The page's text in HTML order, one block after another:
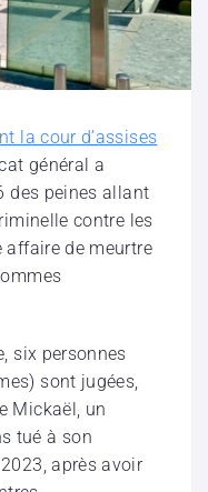
la cour d’assises
général a
des peines allant
contre les
affaire de meurtre
six personnes
sont jugées,
Mickaël, un
tué à son
après avoir